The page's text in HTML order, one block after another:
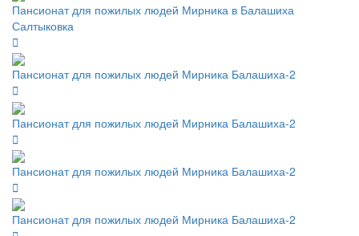
Пансионат для пожилых людей Мирника в Балашиха
Салтыковка
Пансионат для пожилых людей Мирника Балашиха-2
Пансионат для пожилых людей Мирника Балашиха-2
Пансионат для пожилых людей Мирника Балашиха-2
Пансионат для пожилых людей Мирника Балашиха-2